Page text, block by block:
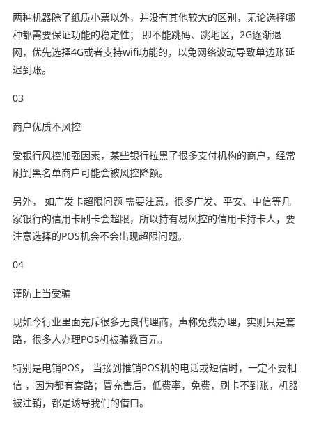
两种机器除了纸质小票以外，并没有其他较大的区别，无论选择哪
种都需要保证功能的稳定性； 即不能跳码、跳地区，2G逐渐退
网，优先选择4G或者支持wifi功能的，以免网络波动导致单边账延
迟到账。
03
商户优质不风控
受银行风控加强因素，某些银行拉黑了很多支付机构的商户，经常
刷到黑名单商户可能会被风控降额。
另外， 如广发卡超限问题 需要注意，很多广发、平安、中信等几
家银行的信用卡刷卡会超限，所以持有易风控的信用卡持卡人，要
注意选择的POS机会不会出现超限问题。
04
谨防上当受骗
现如今行业里面充斥很多无良代理商，声称免费办理，实则只是套
路，很多人办理POS机被骗数百元。
特别是电销POS， 当接到推销POS机的电话或短信时，一定不要相
信 ，因为都有套路；冒充售后，低费率，免费，刷卡不到账，机器
被注销，都是诱导我们的借口。